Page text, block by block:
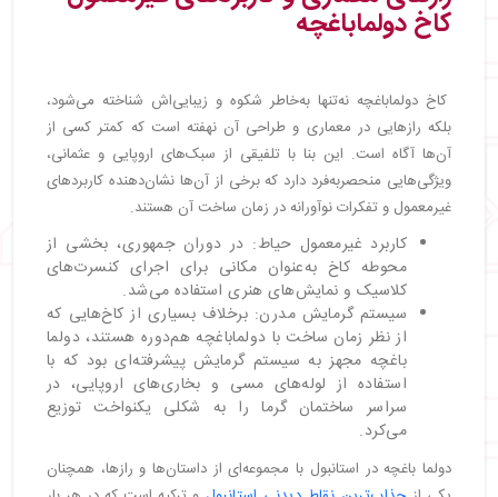
کاخ دولماباغچه
کاخ دولماباغچه نه‌تنها به‌خاطر شکوه و زیبایی‌اش شناخته می‌شود،
بلکه رازهایی در معماری و طراحی آن نهفته است که کمتر کسی از
آن‌ها آگاه است. این بنا با تلفیقی از سبک‌های اروپایی و عثمانی،
ویژگی‌هایی منحصربه‌فرد دارد که برخی از آن‌ها نشان‌دهنده کاربردهای
غیرمعمول و تفکرات نوآورانه در زمان ساخت آن هستند.
کاربرد غیرمعمول حیاط: در دوران جمهوری، بخشی از
محوطه کاخ به‌عنوان مکانی برای اجرای کنسرت‌های
کلاسیک و نمایش‌های هنری استفاده می‌شد.
سیستم گرمایش مدرن: برخلاف بسیاری از کاخ‌هایی که
از نظر زمان ساخت با دولماباغچه هم‌دوره هستند، دولما
باغچه مجهز به سیستم گرمایش پیشرفته‌ای بود که با
استفاده از لوله‌های مسی و بخاری‌های اروپایی، در
سراسر ساختمان گرما را به شکلی یکنواخت توزیع
می‌کرد.
دولما باغچه در استانبول با مجموعه‌ای از داستان‌ها و رازها، همچنان